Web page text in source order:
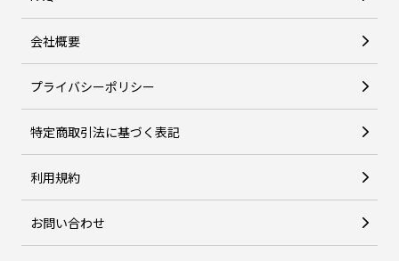
会社概要
プライバシーポリシー
特定商取引法に基づく表記
利用規約
お問い合わせ